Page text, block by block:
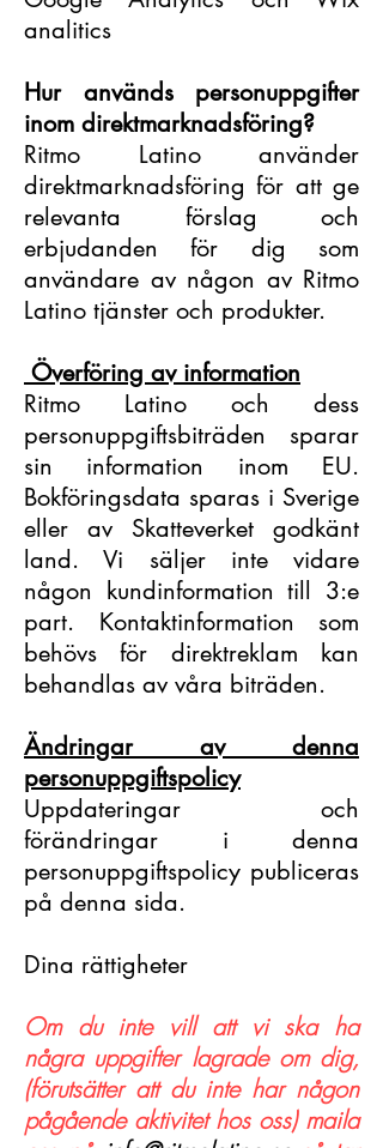
analitics
Hur används personuppgifter
inom direktmarknadsföring?
Ritmo Latino använder
direktmarknadsföring för att ge
relevanta förslag och
erbjudanden för dig som
användare av någon av Ritmo
Latino tjänster och produkter.
Överföring av information
Ritmo Latino och dess
personuppgiftsbiträden sparar
sin information inom EU.
Bokföringsdata sparas i Sverige
eller av Skatteverket godkänt
land. Vi säljer inte vidare
någon kundinformation till 3:e
part. Kontaktinformation som
behövs för direktreklam kan
behandlas av våra biträden.
Ändringar av denna
personuppgiftspolicy
Uppdateringar och
förändringar i denna
personuppgiftspolicy publiceras
på denna sida.
Dina rättigheter
Om du inte vill att vi ska ha
några uppgifter lagrade om dig,
(förutsätter att du inte har någon
pågående aktivitet hos oss) maila